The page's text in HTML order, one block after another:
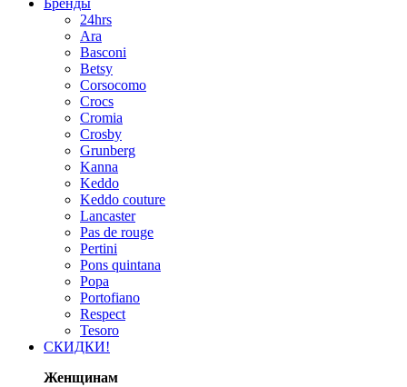
Бренды
24hrs
Ara
Basconi
Betsy
Corsocomo
Crocs
Cromia
Crosby
Grunberg
Kanna
Keddo
Keddo couture
Lancaster
Pas de rouge
Pertini
Pons quintana
Popa
Portofiano
Respect
Tesoro
СКИДКИ!
Женщинам